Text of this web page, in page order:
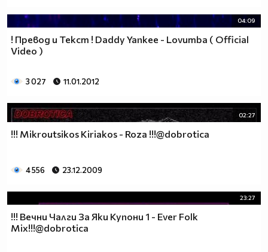
04:09
! Превод и Текст ! Daddy Yankee - Lovumba ( Official
Video )
3 027 11.01.2012
02:27
!!! Mikroutsikos Kiriakos - Roza !!!@dobrotica
4 556 23.12.2009
23:27
!!! Вечни Чалги За Яки Купони 1 - Ever Folk
Mix!!!@dobrotica